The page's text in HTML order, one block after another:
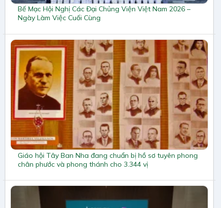
Bế Mạc Hội Nghị Các Đại Chủng Viện Việt Nam 2026 –
Ngày Làm Việc Cuối Cùng
Giáo hội Tây Ban Nha đang chuẩn bị hồ sơ tuyên phong
chân phước và phong thánh cho 3.344 vị